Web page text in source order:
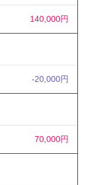
140,000円
-20,000円
70,000円